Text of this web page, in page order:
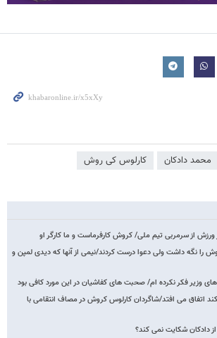
محمد دادکان کارلوس کی روش
ورزش از سرمربی تیم ملی/ کروش کارفرماست و ما کارگر او
را نگه داشت ولی دعوا درست کردند/نیمی از آنها که دیدی لمپن و
وزیر فکر نکرده ام/ صحبت های کفاشیان در این مورد کافی بود
اتفاق می افتد/شاگردان کارلوس کروش در مصاف انتقامی با
دادکان شکایت نمی کند؟